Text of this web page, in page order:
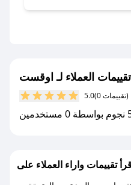
على كل مشترياتك مع
تقييمات العملاء لـ اوقست
5.0 (0 تقييمات)